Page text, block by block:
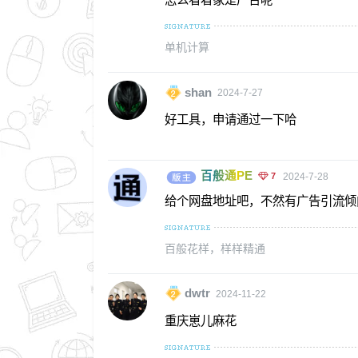
单机计算
shan 2024-7-27
好工具，申请通过一下哈
百般通PE 7 2024-7-28
给个网盘地址吧，不然有广告引流
百般花样，样样精通
dwtr 2024-11-22
重庆崽儿麻花